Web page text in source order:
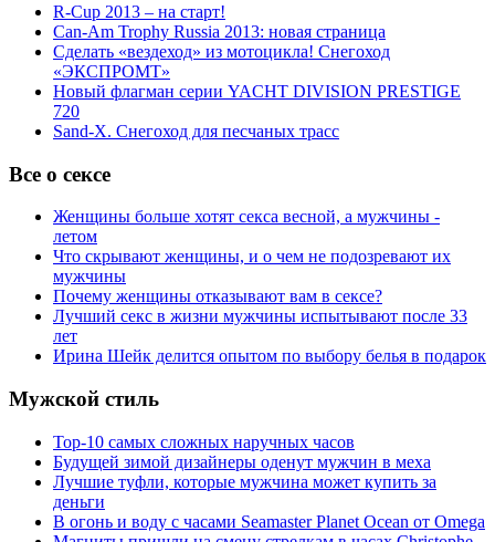
R-Cup 2013 – на старт!
Can-Am Trophy Russia 2013: новая страница
Сделать «вездеход» из мотоцикла! Снегоход
«ЭКСПРОМТ»
Новый флагман серии YACHT DIVISION PRESTIGE
720
Sand-X. Снегоход для песчаных трасс
Все о сексе
Женщины больше хотят секса весной, а мужчины -
летом
Что скрывают женщины, и о чем не подозревают их
мужчины
Почему женщины отказывают вам в сексе?
Лучший секс в жизни мужчины испытывают после 33
лет
Ирина Шейк делится опытом по выбору белья в подарок
Мужской стиль
Top-10 самых сложных наручных часов
Будущей зимой дизайнеры оденут мужчин в меха
Лучшие туфли, которые мужчина может купить за
деньги
В огонь и воду с часами Seamaster Planet Ocean от Omega